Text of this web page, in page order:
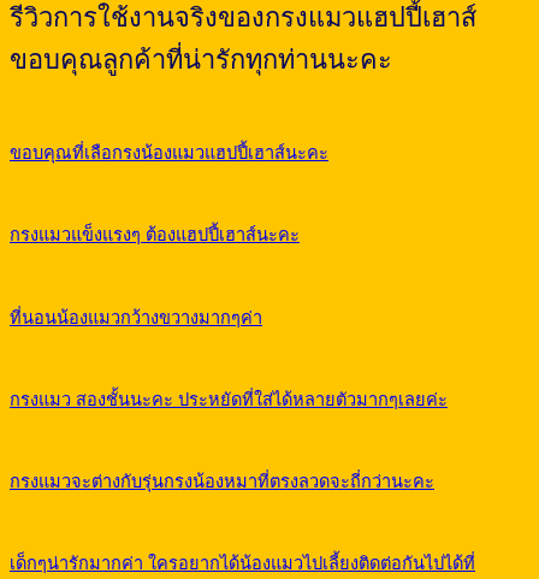
รีวิวการใช้งานจริงของกรงแมวแฮปปี้เฮาส์
ขอบคุณลูกค้าที่น่ารักทุกท่านนะคะ
ขอบคุณที่เลือกรงน้องแมวแฮปปี้เฮาส์นะคะ
กรงแมวแข็งแรงๆ ต้องแฮปปี้เฮาส์นะคะ
ที่นอนน้องแมวกว้างขวางมากๆค่า
กรงแมว สองชั้นนะคะ ประหยัดที่ใส่ได้หลายตัวมากๆเลยค่ะ
กรงแมวจะต่างกับรุ่นกรงน้องหมาที่ตรงลวดจะถี่กว่านะคะ
เด็กๆน่ารักมากค่า ใครอยากได้น้องแมวไปเลี้ยงติดต่อกันไปได้ที่